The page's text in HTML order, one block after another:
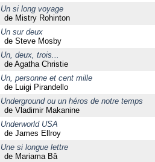
Un si long voyage
de Mistry Rohinton
Un sur deux
de Steve Mosby
Un, deux, trois...
de Agatha Christie
Un, personne et cent mille
de Luigi Pirandello
Underground ou un héros de notre temps
de Vladimir Makanine
Underworld USA
de James Ellroy
Une si longue lettre
de Mariama Bâ